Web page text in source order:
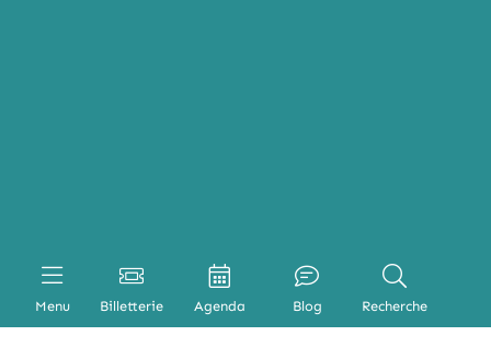
Menu Billetterie Agenda Blog Recherche